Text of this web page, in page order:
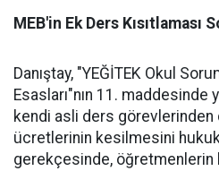
MEB'in Ek Ders Kısıtlaması
Danıştay, "YEĞİTEK Okul
Esasları"nın 11.
kendi asli ders görevlerinden
ücretlerinin kesilmesini
gerekçesinde, öğretmenlerin